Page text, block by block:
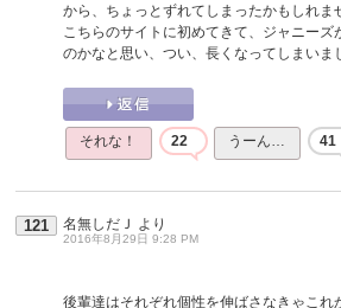
から、ちょっとずれてしまったかもしれま
こちらのサイトに初めてきて、ジャニーズ
のかなと思い、つい、長くなってしまいま
それな！ 22 うーん… 41
121 名無しだＪ より
2016年8月29日 9:28 PM
後輩達はそれぞれ個性を伸ばさなきゃこれ